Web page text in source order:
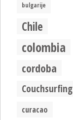
bulgarije
Chile
colombia
cordoba
Couchsurfing
curacao